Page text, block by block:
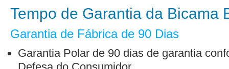
Tempo de Garantia da Bicama
Garantia de Fábrica de 90 Dias
Garantia Polar de 90 dias de garantia